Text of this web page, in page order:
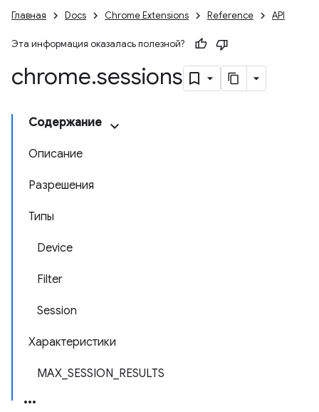
Главная Docs Chrome Extensions Reference API
Эта информация оказалась полезной?
chrome.sessions
Содержание
Описание
Разрешения
Типы
Device
Filter
Session
Характеристики
MAX_SESSION_RESULTS